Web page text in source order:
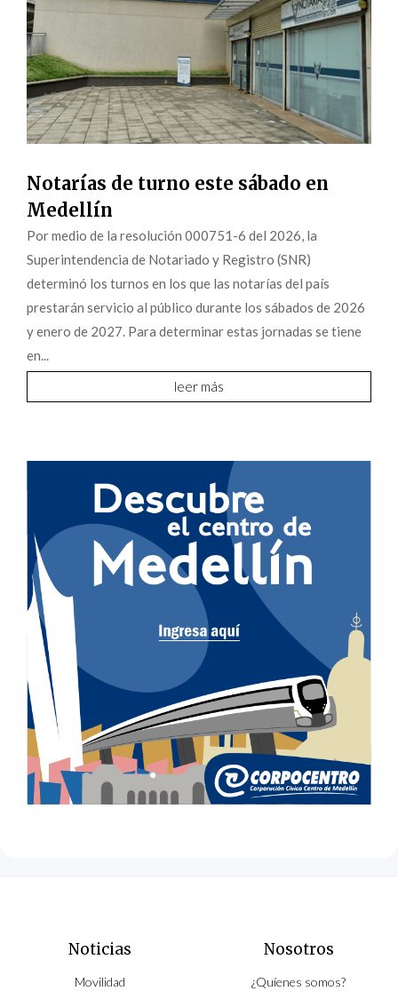
Notarías de turno este sábado en
Medellín
Por medio de la resolución 000751-6 del 2026, la
Superintendencia de Notariado y Registro (SNR)
determinó los turnos en los que las notarías del país
prestarán servicio al público durante los sábados de 2026
y enero de 2027. Para determinar estas jornadas se tiene
en...
leer más
Noticias
Movilidad
Nosotros
¿Quíenes somos?